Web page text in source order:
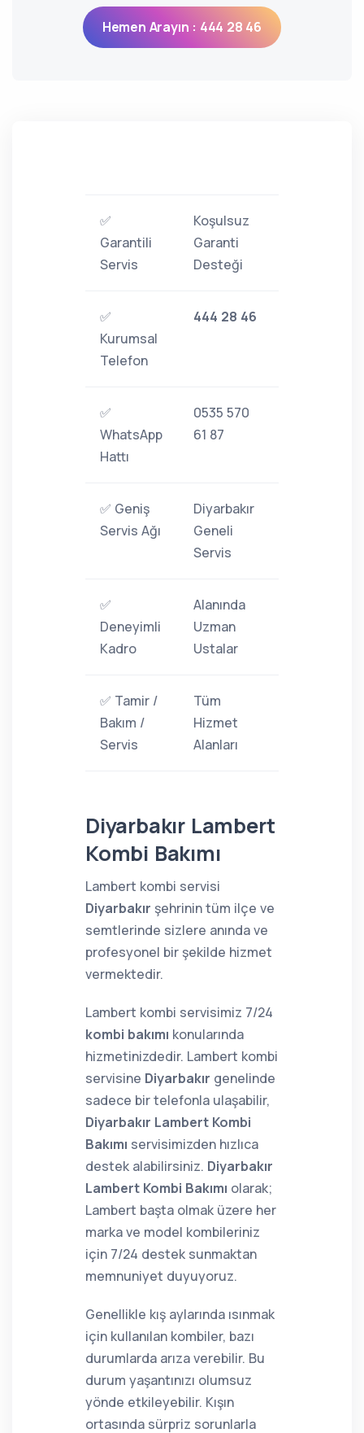
Hemen Arayın : 444 28 46
✅
Garantili
Servis
Koşulsuz
Garanti
Desteği
✅
Kurumsal
Telefon
444 28 46
✅
WhatsApp
Hattı
0535 570
61 87
✅ Geniş
Servis Ağı
Diyarbakır
Geneli
Servis
✅
Deneyimli
Kadro
Alanında
Uzman
Ustalar
✅ Tamir /
Bakım /
Servis
Tüm
Hizmet
Alanları
Diyarbakır Lambert
Kombi Bakımı
Lambert kombi servisi
Diyarbakır şehrinin tüm ilçe ve
semtlerinde sizlere anında ve
profesyonel bir şekilde hizmet
vermektedir.
Lambert kombi servisimiz 7/24
kombi bakımı konularında
hizmetinizdedir. Lambert kombi
servisine Diyarbakır genelinde
sadece bir telefonla ulaşabilir,
Diyarbakır Lambert Kombi
Bakımı servisimizden hızlıca
destek alabilirsiniz. Diyarbakır
Lambert Kombi Bakımı olarak;
Lambert başta olmak üzere her
marka ve model kombileriniz
için 7/24 destek sunmaktan
memnuniyet duyuyoruz.
Genellikle kış aylarında ısınmak
için kullanılan kombiler, bazı
durumlarda arıza verebilir. Bu
durum yaşantınızı olumsuz
yönde etkileyebilir. Kışın
ortasında sürpriz sorunlarla